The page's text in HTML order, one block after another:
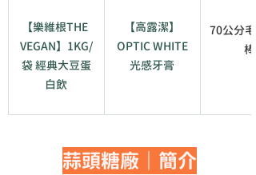
【樂維根THE
VEGAN】1KG/
袋 經典大豆蛋
白飲
【高露潔】
OPTIC WHITE
光感牙膏
70公分毛
棒
蒜頭糖廠｜簡介